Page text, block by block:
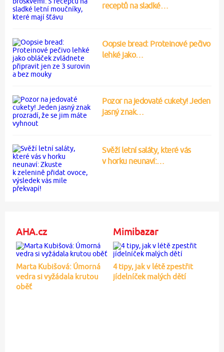
receptů na sladké…
Oopsie bread: Proteinové pečivo
lehké jako…
Pozor na jedovaté cukety! Jeden
jasný znak…
Svěží letní saláty, které vás
v horku neunaví:…
AHA.cz
Marta Kubišová: Úmorná
vedra si vyžádala krutou
oběť
Mimibazar
4 tipy, jak v létě zpestřit
jídelníček malých dětí